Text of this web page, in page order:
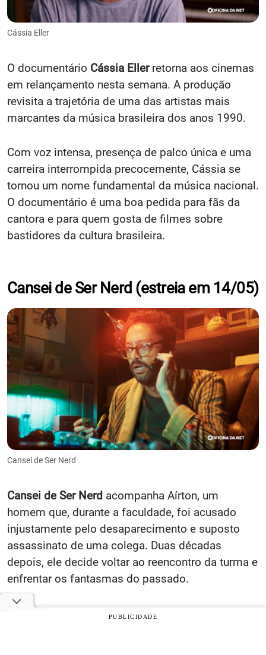
Cássia Eller
O documentário Cássia Ellerretorna aos cinemas
em relançamento nesta semana. A produção
revisita a trajetória de uma das artistas mais
marcantes da música brasileira dos anos 1990.
Com voz intensa, presença de palco única e uma
carreira interrompida precocemente, Cássia se
tornou um nome fundamental da música nacional.
O documentário é uma boa pedida para fãs da
cantora e para quem gosta de filmes sobre
bastidores da cultura brasileira.
Cansei de Ser Nerd (estreia em 14/05)
Cansei de Ser Nerd
Cansei de Ser Nerd acompanha Aírton, um
homem que, durante a faculdade, foi acusado
injustamente pelo desaparecimento e suposto
assassinato de uma colega. Duas décadas
depois, ele decide voltar ao reencontro da turma e
enfrentar os fantasmas do passado.
O que parecia apenas uma noite de nostalgia se
PUBLICIDADE